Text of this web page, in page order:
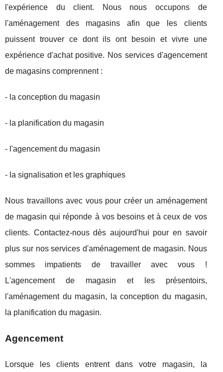
l'expérience du client. Nous nous occupons de
l'aménagement des magasins afin que les clients
puissent trouver ce dont ils ont besoin et vivre une
expérience d'achat positive. Nos services d'agencement
de magasins comprennent :
- la conception du magasin
- la planification du magasin
- l'agencement du magasin
- la signalisation et les graphiques
Nous travaillons avec vous pour créer un aménagement
de magasin qui réponde à vos besoins et à ceux de vos
clients. Contactez-nous dès aujourd'hui pour en savoir
plus sur nos services d'aménagement de magasin. Nous
sommes impatients de travailler avec vous !
L'agencement de magasin et les présentoirs,
l'aménagement du magasin, la conception du magasin,
la planification du magasin.
Agencement
Lorsque les clients entrent dans votre magasin, la